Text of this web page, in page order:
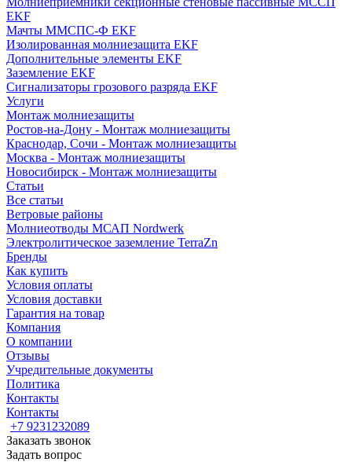
EKF
Мачты ММСПС-Ф EKF
Изолированная молниезащита EKF
Дополнительные элементы EKF
Заземление EKF
Сигнализаторы грозового разряда EKF
Услуги
Монтаж молниезащиты
Ростов-на-Дону - Монтаж молниезащиты
Краснодар, Сочи - Монтаж молниезащиты
Москва - Монтаж молниезащиты
Новосибирск - Монтаж молниезащиты
Статьи
Все статьи
Ветровые районы
Молниеотводы МСАП Nordwerk
Электролитическое заземление TerraZn
Бренды
Как купить
Условия оплаты
Условия доставки
Гарантия на товар
Компания
О компании
Отзывы
Учредительные документы
Политика
Контакты
Контакты
+7 9231232089
Заказать звонок
Задать вопрос